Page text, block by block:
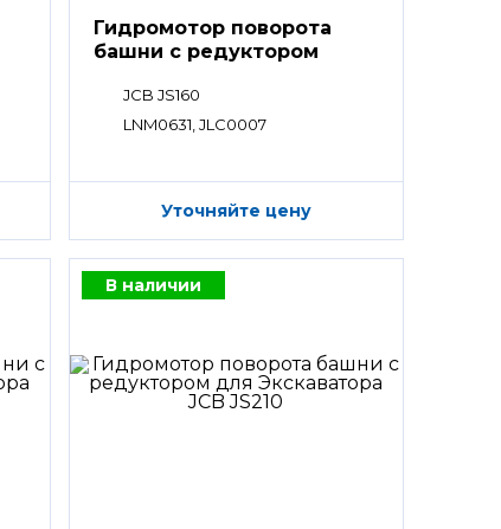
Гидромотор поворота
башни с редуктором
JCB JS160
LNM0631, JLC0007
Уточняйте цену
В наличии